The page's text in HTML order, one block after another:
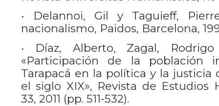
• Delannoi, Gil y Taguieff,
nacionalismo, Paidos, Barcelona,
• Díaz, Alberto, Zagal,
«Participación de la población
Tarapacá en la política y la
el siglo XIX», Revista de Estudios
33, 2011 (pp. 511-532).